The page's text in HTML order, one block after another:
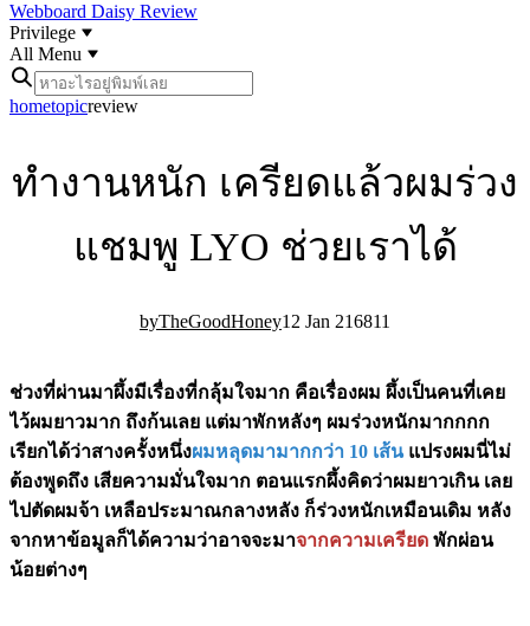
Webboard Daisy Review
Privilege
All Menu
hometopicreview
ทำงานหนัก เครียดแล้วผมร่วง
แชมพู LYO ช่วยเราได้
TheGoodHoney12 Jan 216811
ช่วงที่ผ่านมาผึ้งมีเรื่องที่กลุ้มใจมาก คือเรื่องผม ผึ้งเป็นคนที่เคย
ไว้ผมยาวมาก ถึงก้นเลย แต่มาพักหลังๆ ผมร่วงหนักมากกกก
เรียกได้ว่าสางครั้งหนึ่งผมหลุดมามากกว่า 10 เส้น​​​​ แปรงผมนี่ไม่
ต้องพูดถึง เสียความมั่นใจมาก ตอนแรกผึ้งคิดว่าผมยาวเกิน เลย
ไปตัดผมจ้า เหลือประมาณกลางหลัง ก็ร่วงหนักเหมือนเดิม หลัง
จากหาข้อมูลก็ได้ความว่าอาจจะมาจากความเครียด พักผ่อน
น้อยต่างๆ